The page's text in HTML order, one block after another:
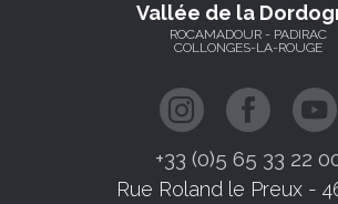
Vallée de la
ROCAMADOUR - PADIRAC
COLLONGES-LA-ROUGE
+33 (0)5 65 33 22
Rue Roland le Preux -